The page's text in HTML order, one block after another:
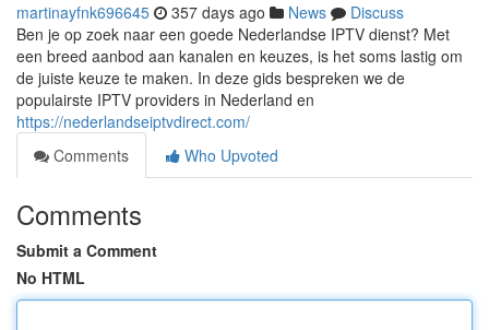
martinayfnk696645 357 days ago News
Discuss
Ben je op zoek naar een goede Nederlandse IPTV dienst? Met
een breed aanbod aan kanalen en keuzes, is het soms lastig om
de juiste keuze te maken. In deze gids bespreken we de
populairste IPTV providers in Nederland en
https://nederlandseiptvdirect.com/
Comments
Who Upvoted
Comments
Submit a Comment
No HTML